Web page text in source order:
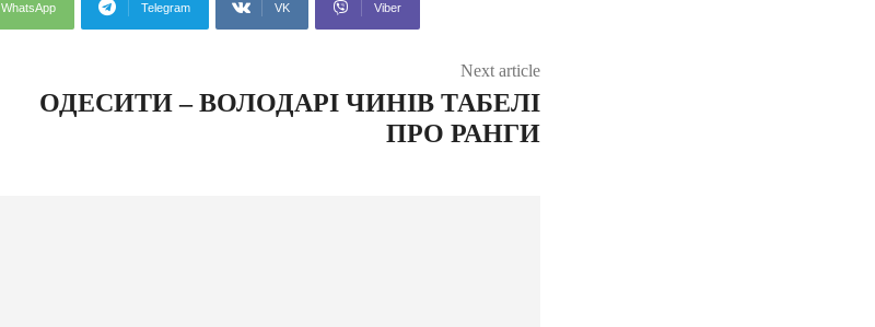
WhatsApp Telegram VK Viber
Next article
ОДЕСИТИ – ВОЛОДАРІ ЧИНІВ ТАБЕЛІ
ПРО РАНГИ